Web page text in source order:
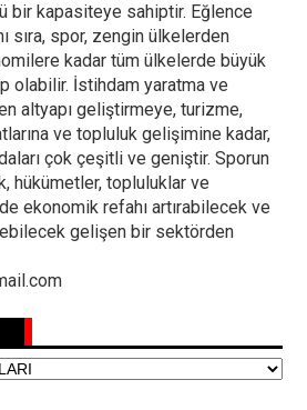
bir kapasiteye sahiptir. Eğlence
sıra, spor, zengin ülkelerden
kadar tüm ülkelerde büyük
olabilir. İstihdam yaratma ve
altyapı geliştirmeye, turizme,
ve topluluk gelişimine kadar,
çok çeşitli ve geniştir. Sporun
hükümetler, topluluklar ve
ekonomik refahı artırabilecek ve
gelişen bir sektörden